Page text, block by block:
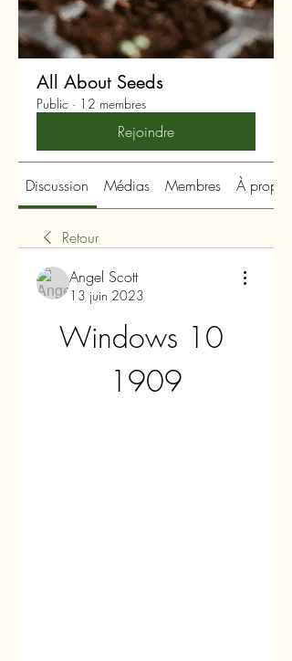
All About Seeds
Public · 12 membres
Rejoindre
Discussion Médias Membres À propos
Retour
Angel Scott
13 juin 2023
Windows 10
1909